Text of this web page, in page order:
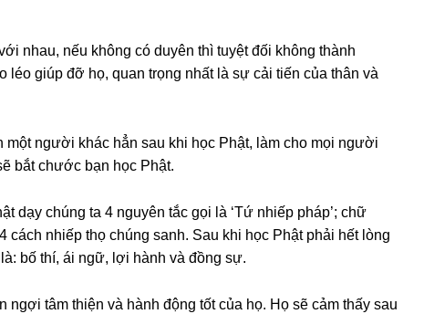
nhau, nếu không có duyên thì tuyệt đối không thành
giúp đỡ họ, quan trọng nhất là sự cải tiến của thân và
người khác hẳn sau khi học Phật, làm cho mọi người
bắt chước bạn học Phật.
dạy chúng ta 4 nguyên tắc gọi là ‘Tứ nhiếp pháp’; chữ
cách nhiếp thọ chúng sanh. Sau khi học Phật phải hết lòng
bố thí, ái ngữ, lợi hành và đồng sự.
tâm thiện và hành động tốt của họ. Họ sẽ cảm thấy sau